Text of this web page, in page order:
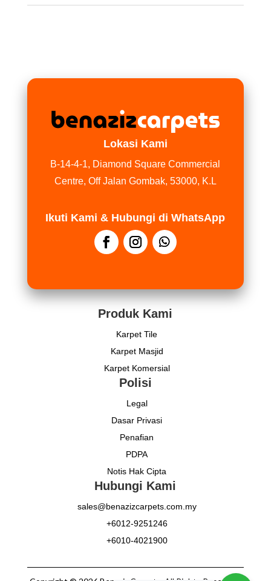
Lokasi Kami
B-14-4-1, Diamond Square Commercial
Centre, Off Jalan Gombak, 53000, K.L
Ikuti Kami & Hubungi di WhatsApp
Produk Kami
Karpet Tile
Karpet Masjid
Karpet Komersial
Polisi
Legal
Dasar Privasi
Penafian
PDPA
Notis Hak Cipta
Hubungi Kami
sales@benazizcarpets.com.my
+6012-9251246
+6010-4021900